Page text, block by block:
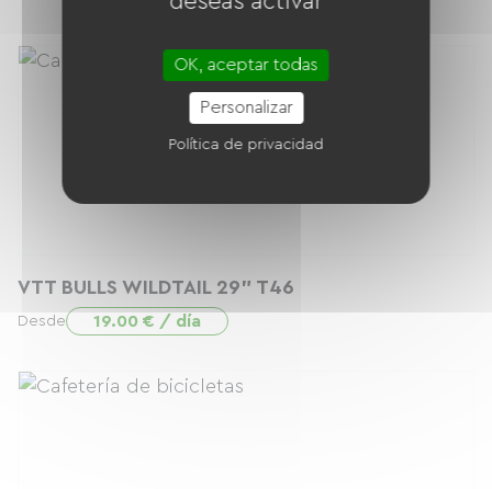
VTT BULLS WILDTAIL 29" T46
Desde 19.00 € / día
OK, aceptar todas
Personalizar
Política de privacidad